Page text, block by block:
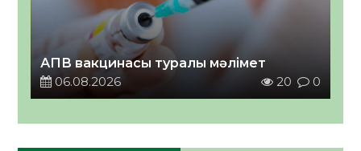
АПВ вакцинасы туралы мәлімет
06.08.2026
20 0